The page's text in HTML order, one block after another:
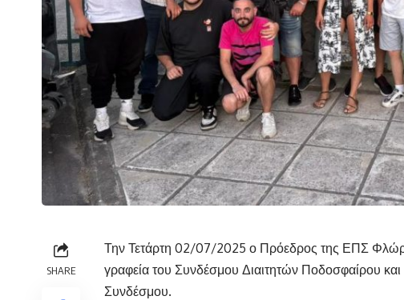
SHARE
Την Τετάρτη 02/07/2025 ο Πρόεδρος της ΕΠΣ
γραφεία του Συνδέσμου Διαιτητών Ποδοσφαίρου
Συνδέσμου.